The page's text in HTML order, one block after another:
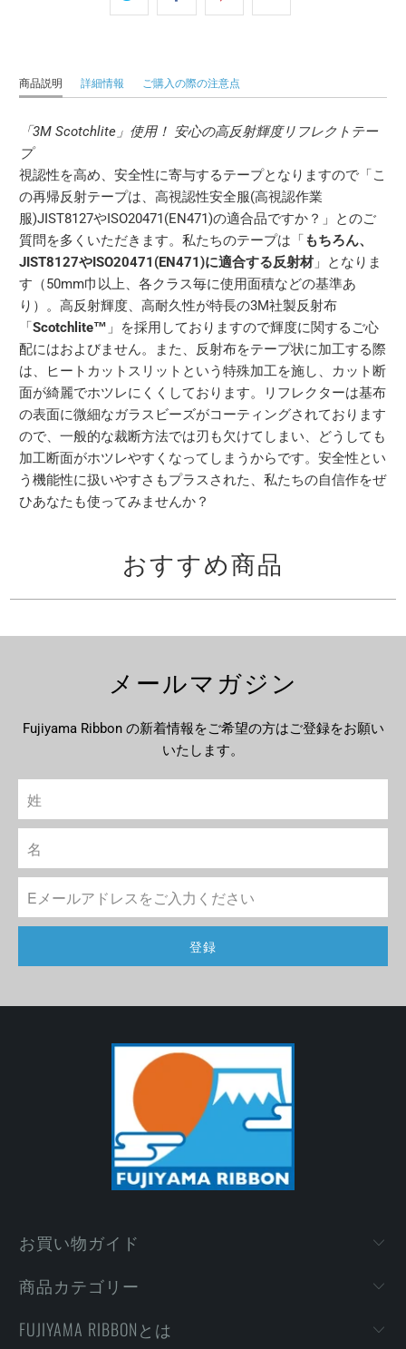
商品説明 詳細情報 ご購入の際の注意点
「3M Scotchlite」使用！ 安心の高反射輝度リフレクトテー
プ
視認性を高め、安全性に寄与するテープとなりますので「こ
の再帰反射テープは、高視認性安全服(高視認作業
服)JIST8127やISO20471(EN471)の適合品ですか？」とのご
質問を多くいただきます。私たちのテープは「もちろん、
JIST8127やISO20471(EN471)に適合する反射材」となりま
す（50mm巾以上、各クラス毎に使用面積などの基準あ
り）。高反射輝度、高耐久性が特長の3M社製反射布
「Scotchlite™ 」を採用しておりますので輝度に関するご心
配にはおよびません。また、反射布をテープ状に加工する際
は、ヒートカットスリットという特殊加工を施し、カット断
面が綺麗でホツレにくくしております。リフレクターは基布
の表面に微細なガラスビーズがコーティングされております
ので、一般的な裁断方法では刃も欠けてしまい、どうしても
加工断面がホツレやすくなってしまうからです。安全性とい
う機能性に扱いやすさもプラスされた、私たちの自信作をぜ
ひあなたも使ってみませんか？
おすすめ商品
メールマガジン
Fujiyama Ribbon の新着情報をご希望の方はご登録をお願い
いたします。
お買い物ガイド
商品カテゴリー
FUJIYAMA RIBBONとは